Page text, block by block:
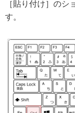
［貼り付け］の
す。